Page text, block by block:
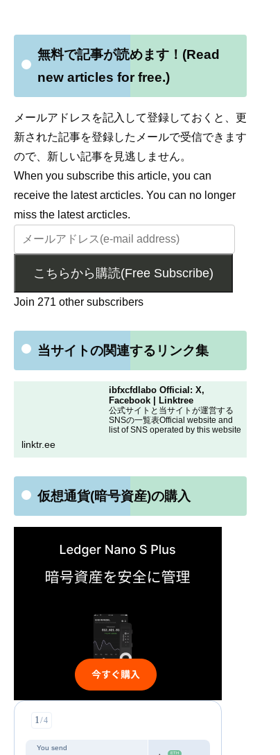
無料で記事が読めます！(Read
new articles for free.)
メールアドレスを記入して登録しておくと、更
新された記事を登録したメールで受信できます
ので、新しい記事を見逃しません。
When you subscribe this article, you can
receive the latest arcticles. You can no longer
miss the latest arcticles.
こちらから購読(Free Subscribe)
Join 271 other subscribers
当サイトの関連するリンク集
ibfxcfdlabo Official: X,
Facebook | Linktree
公式サイトと当サイトが運営する
SNSの一覧表Official website and
list of SNS operated by this website
linktr.ee
仮想通貨(暗号資産)の購入